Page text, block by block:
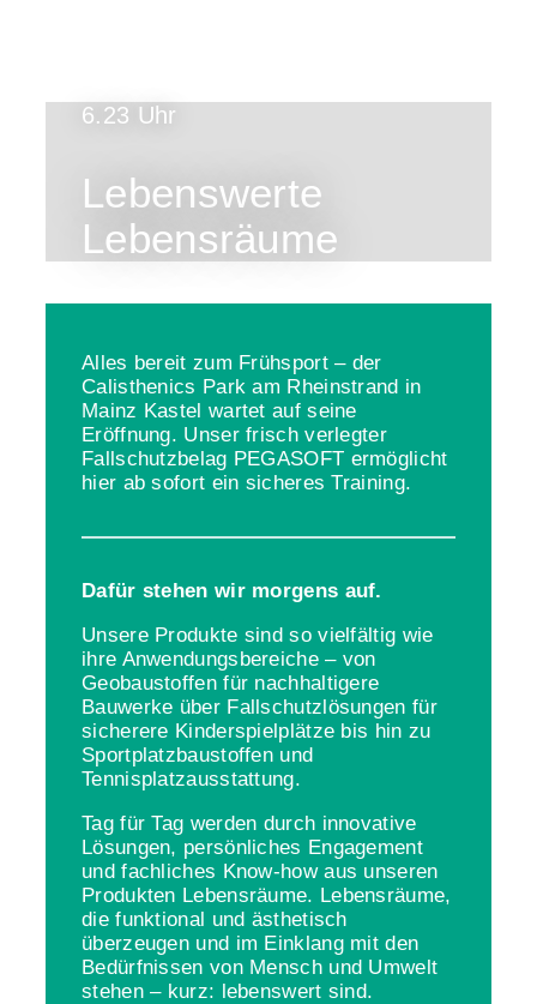
6.23 Uhr
Lebenswerte
Lebensräume
Alles bereit zum Frühsport – der
Calisthenics Park am Rheinstrand in
Mainz Kastel wartet auf seine
Eröffnung. Unser frisch verlegter
Fallschutzbelag PEGASOFT ermöglicht
hier ab sofort ein sicheres Training.
Dafür stehen wir morgens auf.
Unsere Produkte sind so vielfältig wie
ihre Anwendungsbereiche – von
Geobaustoffen für nachhaltigere
Bauwerke über Fallschutzlösungen für
sicherere Kinderspielplätze bis hin zu
Sportplatzbaustoffen und
Tennisplatzausstattung.
Tag für Tag werden durch innovative
Lösungen, persönliches Engagement
und fachliches Know-how aus unseren
Produkten Lebensräume. Lebensräume,
die funktional und ästhetisch
überzeugen und im Einklang mit den
Bedürfnissen von Mensch und Umwelt
stehen – kurz: lebenswert sind.